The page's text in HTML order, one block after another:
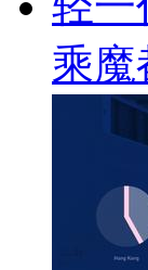
乘魔